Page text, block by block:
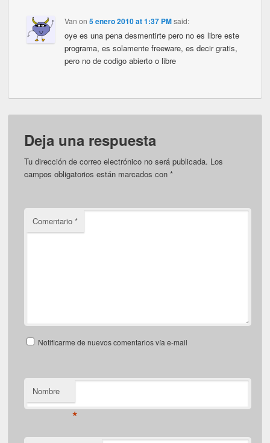
Van on 5 enero 2010 at 1:37 PM said:
oye es una pena desmentirte pero no es libre este
programa, es solamente freeware, es decir gratis,
pero no de codigo abierto o libre
Deja una respuesta
Tu dirección de correo electrónico no será publicada. Los
campos obligatorios están marcados con*
Comentario*
Notificarme de nuevos comentarios vía e-mail
Nombre
*